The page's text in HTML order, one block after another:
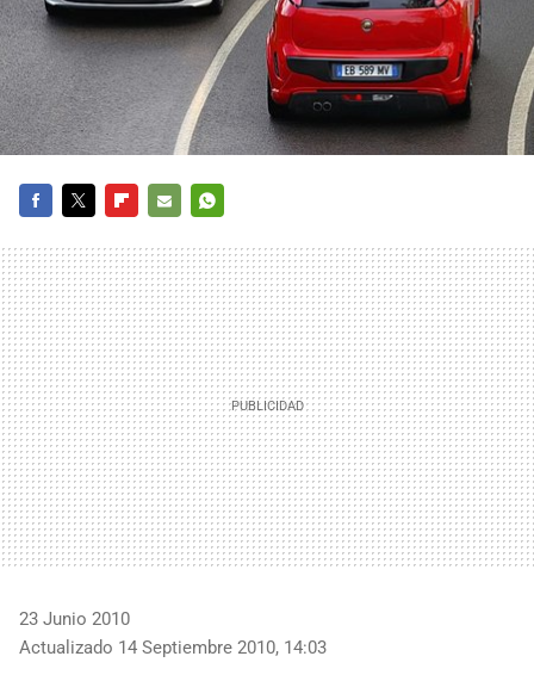
MAIL
23 Junio 2010
Actualizado 14 Septiembre 2010, 14:03